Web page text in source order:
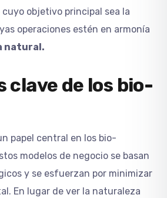
objetivo principal sea la
operaciones estén en armonía
natural.
clave de los bio-
papel central en los bio-
modelos de negocio se basan
y se esfuerzan por minimizar
En lugar de ver la naturaleza